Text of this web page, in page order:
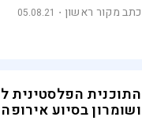
ישראל, מקדמת קמפיין
ועוד. לאור כך, פנו
כתב מקור ראשון 05.08.21
התוכנית הפלסטינית
ושומרון בסיוע אירופה